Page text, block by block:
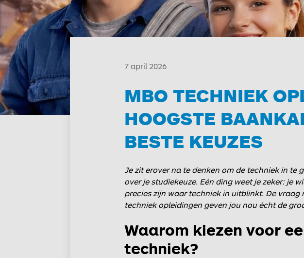
7 april 2026
MBO TECHNIEK
HOOGSTE
BESTE KEUZES
Je zit erover na te denken om de techniek in te
over je studiekeuze. Eén ding weet je zeker: je
precies zijn waar techniek in uitblinkt. De
techniek opleidingen geven jou nou écht de
Waarom kiezen voor
techniek?